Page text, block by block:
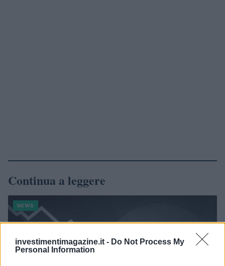
investimentimagazine.it - Do Not Process My
Personal Information
Continua a leggere
NEWS